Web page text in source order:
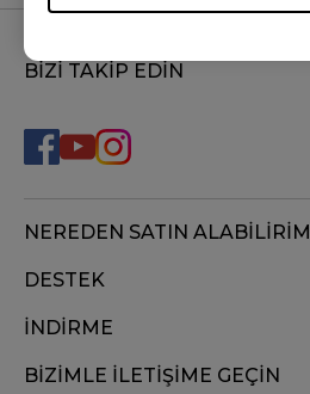
BİZİ TAKİP EDİN
NEREDEN SATIN ALABİLİRİM
DESTEK
İNDİRME
BİZİMLE İLETİŞİME GEÇİN